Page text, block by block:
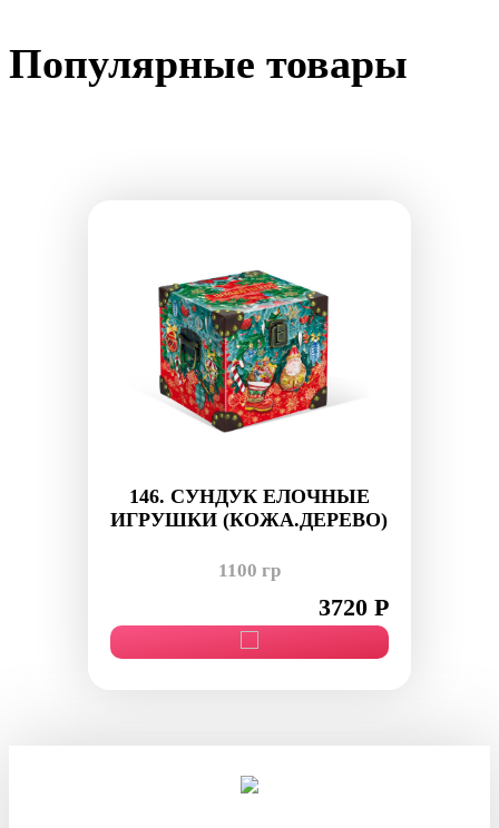
Популярные товары
146. СУНДУК ЕЛОЧНЫЕ
ИГРУШКИ (КОЖА.ДЕРЕВО)
1100 гр
3720 Р